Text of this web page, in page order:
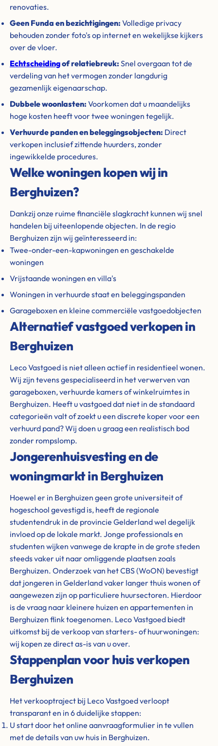
renovaties.
Geen Funda en bezichtigingen: Volledige privacy
behouden zonder foto's op internet en wekelijkse kijkers
over de vloer.
Echtscheidingof relatiebreuk: Snel overgaan tot de
verdeling van het vermogen zonder langdurig
gezamenlijk eigenaarschap.
Dubbele woonlasten: Voorkomen dat u maandelijks
hoge kosten heeft voor twee woningen tegelijk.
Verhuurde panden en beleggingsobjecten: Direct
verkopen inclusief zittende huurders, zonder
ingewikkelde procedures.
Welke woningen kopen wij in
Berghuizen?
Dankzij onze ruime financiële slagkracht kunnen wij snel
handelen bij uiteenlopende objecten. In de regio
Berghuizen zijn wij geïnteresseerd in:
Twee-onder-een-kapwoningen en geschakelde
woningen
Vrijstaande woningen en villa's
Woningen in verhuurde staat en beleggingspanden
Garageboxen en kleine commerciële vastgoedobjecten
Alternatief vastgoed verkopen in
Berghuizen
Leco Vastgoed is niet alleen actief in residentieel wonen.
Wij zijn tevens gespecialiseerd in het verwerven van
garageboxen, verhuurde kamers of winkelruimtes in
Berghuizen. Heeft u vastgoed dat niet in de standaard
categorieën valt of zoekt u een discrete koper voor een
verhuurd pand? Wij doen u graag een realistisch bod
zonder rompslomp.
Jongerenhuisvesting en de
woningmarkt in Berghuizen
Hoewel er in Berghuizen geen grote universiteit of
hogeschool gevestigd is, heeft de regionale
studentendruk in de provincie Gelderland wel degelijk
invloed op de lokale markt. Jonge professionals en
studenten wijken vanwege de krapte in de grote steden
steeds vaker uit naar omliggende plaatsen zoals
Berghuizen. Onderzoek van het CBS (WoON) bevestigt
dat jongeren in Gelderland vaker langer thuis wonen of
aangewezen zijn op particuliere huursectoren. Hierdoor
is de vraag naar kleinere huizen en appartementen in
Berghuizen flink toegenomen. Leco Vastgoed biedt
uitkomst bij de verkoop van starters- of huurwoningen:
wij kopen ze direct as-is van u over.
Stappenplan voor huis verkopen
Berghuizen
Het verkooptraject bij Leco Vastgoed verloopt
transparant en in 6 duidelijke stappen:
U start door het online aanvraagformulier in te vullen
met de details van uw huis in Berghuizen.